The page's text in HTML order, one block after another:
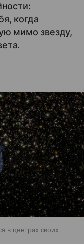
когда
мимо звезду,
в центрах своих